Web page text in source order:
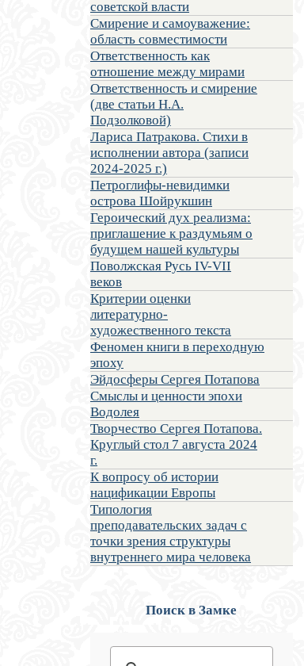
советской власти
Смирение и самоуважение:
область совместимости
Ответственность как
отношение между мирами
Ответственность и смирение
(две статьи Н.А.
Подзолковой)
Лариса Патракова. Стихи в
исполнении автора (записи
2024-2025 г.)
Петроглифы-невидимки
острова Шойрукшин
Героический дух реализма:
приглашение к раздумьям о
будущем нашей культуры
Поволжская Русь IV-VII
веков
Критерии оценки
литературно-
художественного текста
Феномен книги в переходную
эпоху
Эйдосферы Сергея Потапова
Смыслы и ценности эпохи
Водолея
Творчество Сергея Потапова.
Круглый стол 7 августа 2024
г.
К вопросу об истории
нацификации Европы
Типология
преподавательских задач с
точки зрения структуры
внутреннего мира человека
Поиск в Замке